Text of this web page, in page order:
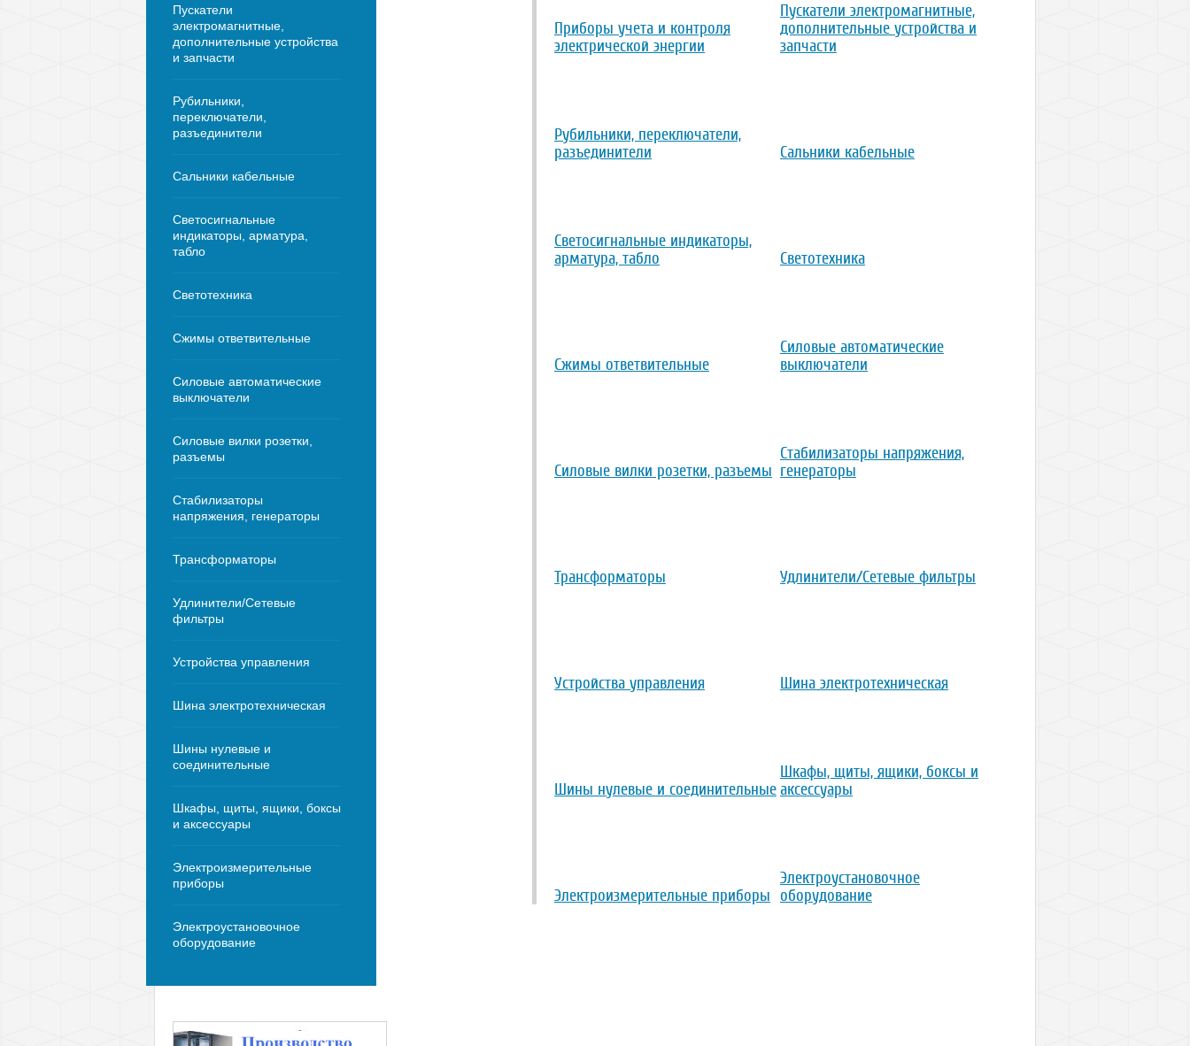
Пускатели
электромагнитные,
дополнительные устройства
и запчасти
Рубильники,
переключатели,
разъединители
Сальники кабельные
Светосигнальные
индикаторы, арматура,
табло
Светотехника
Сжимы ответвительные
Силовые автоматические
выключатели
Силовые вилки розетки,
разъемы
Стабилизаторы
напряжения, генераторы
Трансформаторы
Удлинители/Сетевые
фильтры
Устройства управления
Шина электротехническая
Шины нулевые и
соединительные
Шкафы, щиты, ящики, боксы
и аксессуары
Электроизмерительные
приборы
Электроустановочное
оборудование
Приборы учета и контроля
электрической энергии
Пускатели электромагнитные,
дополнительные устройства и
запчасти
Рубильники, переключатели,
разъединители
Сальники кабельные
Светосигнальные индикаторы,
арматура, табло
Светотехника
Сжимы ответвительные
Силовые автоматические
выключатели
Силовые вилки розетки, разъемы
Стабилизаторы напряжения,
генераторы
Трансформаторы Удлинители/Сетевые фильтры
Устройства управления Шина электротехническая
Шины нулевые и соединительные
Шкафы, щиты, ящики, боксы и
аксессуары
Электроизмерительные приборы
Электроустановочное
оборудование